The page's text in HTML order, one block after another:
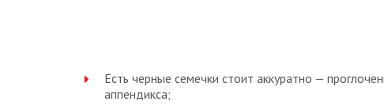
Есть черные семечки стоит аккуратно —
аппендикса;